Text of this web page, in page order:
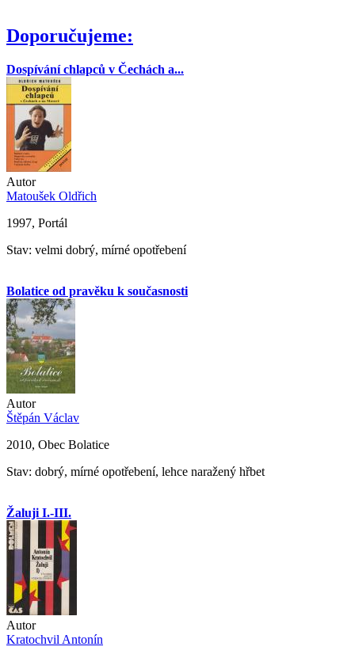
Doporučujeme:
Dospívání chlapců v Čechách a...
Autor
Matoušek Oldřich
1997, Portál
Stav: velmi dobrý, mírné opotřebení
Bolatice od pravěku k současnosti
Autor
Štěpán Václav
2010, Obec Bolatice
Stav: dobrý, mírné opotřebení, lehce naražený hřbet
Žaluji I.-III.
Autor
Kratochvil Antonín